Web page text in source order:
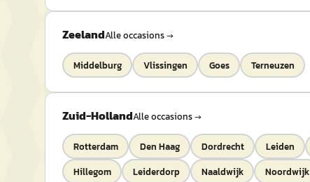
ZeelandAlle occasions →
Middelburg Vlissingen Goes Terneuzen
Zuid-HollandAlle occasions →
Rotterdam Den Haag Dordrecht Leiden
Hillegom
Leiderdorp Naaldwijk Noordwijk